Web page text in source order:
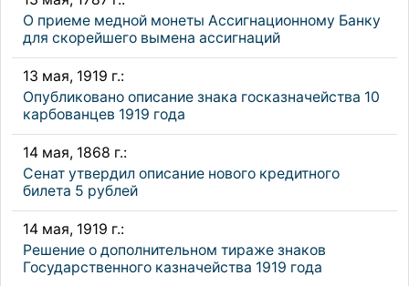
О приеме медной монеты Ассигнационному Банку
для скорейшего вымена ассигнаций
13 мая, 1919 г.:
Опубликовано описание знака госказначейства 10
карбованцев 1919 года
14 мая, 1868 г.:
Сенат утвердил описание нового кредитного
билета 5 рублей
14 мая, 1919 г.:
Решение о дополнительном тираже знаков
Государственного казначейства 1919 года